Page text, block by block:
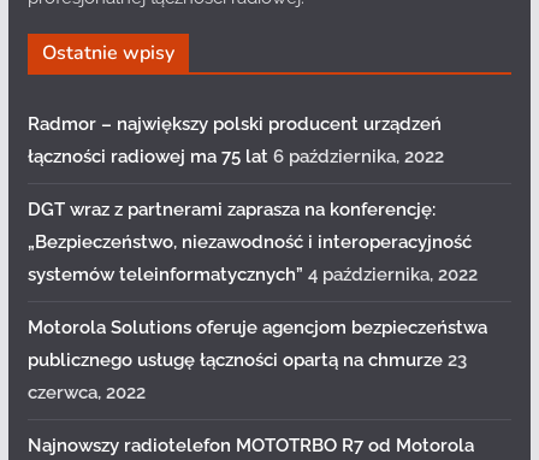
Ostatnie wpisy
Radmor – największy polski producent urządzeń
łączności radiowej ma 75 lat 6 października, 2022
DGT wraz z partnerami zaprasza na konferencję:
„Bezpieczeństwo, niezawodność i interoperacyjność
systemów teleinformatycznych” 4 października, 2022
Motorola Solutions oferuje agencjom bezpieczeństwa
publicznego usługę łączności opartą na chmurze 23
czerwca, 2022
Najnowszy radiotelefon MOTOTRBO R7 od Motorola